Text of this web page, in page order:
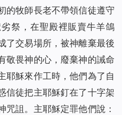
的牧師長老不帶領信徒遵守
祭，在聖殿裡販賣牛羊鴿
了交易場所，被神離棄最後
敬畏神的心，廢棄神的誡命
耶穌來作工時，他們為了自
信徒把主耶穌釘在了十字架
咒詛。主耶穌定罪他們說：